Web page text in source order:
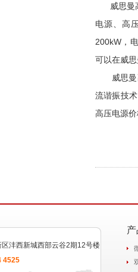
威思曼高
电源、高
200kW，
可以在威思
威思曼高
流谐振技
高压电源
沣西新城西部云谷2期12号楼
4525